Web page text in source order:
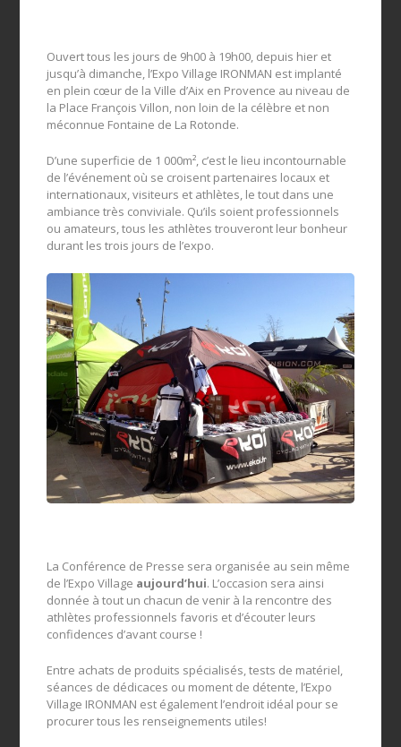
Ouvert tous les jours de 9h00 à 19h00, depuis hier et
jusqu’à dimanche, l’Expo Village IRONMAN est implanté
en plein cœur de la Ville d’Aix en Provence au niveau de
la Place François Villon, non loin de la célèbre et non
méconnue Fontaine de La Rotonde.
D’une superficie de 1 000m², c’est le lieu incontournable
de l’événement où se croisent partenaires locaux et
internationaux, visiteurs et athlètes, le tout dans une
ambiance très conviviale. Qu’ils soient professionnels
ou amateurs, tous les athlètes trouveront leur bonheur
durant les trois jours de l’expo.
La Conférence de Presse sera organisée au sein même
de l’Expo Village aujourd’hui. L’occasion sera ainsi
donnée à tout un chacun de venir à la rencontre des
athlètes professionnels favoris et d’écouter leurs
confidences d’avant course !
Entre achats de produits spécialisés, tests de matériel,
séances de dédicaces ou moment de détente, l’Expo
Village IRONMAN est également l’endroit idéal pour se
procurer tous les renseignements utiles!